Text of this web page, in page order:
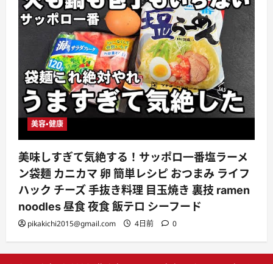
美容・健康
美味しすぎて気絶する！サッポロ一番塩ラーメ
ン袋麺 カニカマ 卵 簡単レシピ おつまみ ライフ
ハック チーズ 手抜き料理 目玉焼き 裏技 ramen
noodles 昼食 夜食 飯テロ シーフード
pikakichi2015@gmail.com 4日前 0